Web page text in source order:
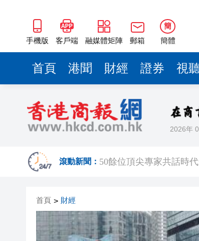
手機版 客戶端 融媒體矩陣 郵箱
簡
簡體
首頁 港聞 財經 證券 視
2026年
滾動新聞：
梁振英率港區全國政協委
2025年海南儋州以舊換新
山東26戶省屬國企去年
瀋陽鐵西校園閱讀活動
黎智英案｜吳良好：依
騰出更多時間專注做好
海南澄邁文儒煥新升級
山東26戶省屬國企去年
首頁 > 財經